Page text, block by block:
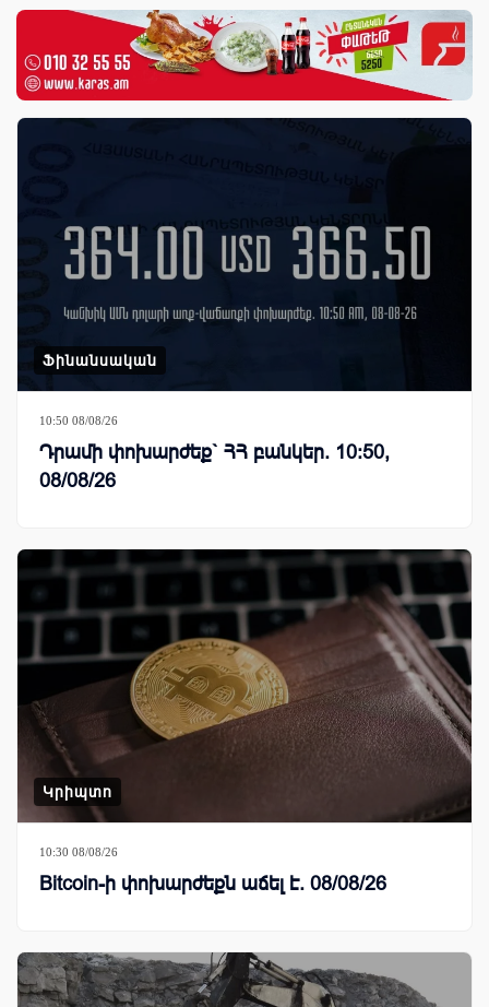
Ֆինանսական
10:50 08/08/26
Դրամի փոխարժեք` ՀՀ բանկեր. 10:50,
08/08/26
Կրիպտո
10:30 08/08/26
Bitcoin-ի փոխարժեքն աճել է. 08/08/26